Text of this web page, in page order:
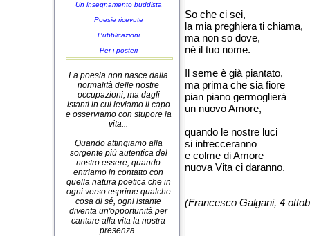
Un insegnamento buddista
Poesie ricevute
Pubblicazioni
Per i posteri
La poesia non nasce dalla
normalità delle nostre
occupazioni, ma dagli
istanti in cui leviamo il capo
e osserviamo con stupore la
vita...
Quando attingiamo alla
sorgente più autentica del
nostro essere, quando
entriamo in contatto con
quella natura poetica che in
ogni verso esprime qualche
cosa di sé, ogni istante
diventa un'opportunità per
cantare alla vita la nostra
presenza.
So che ci sei,
la mia preghiera ti chiama,
ma non so dove,
né il tuo nome.
Il seme è già piantato,
ma prima che sia fiore
pian piano germoglierà
un nuovo Amore,
quando le nostre luci
si intrecceranno
e colme di Amore
nuova Vita ci daranno.
(Francesco Galgani, 4